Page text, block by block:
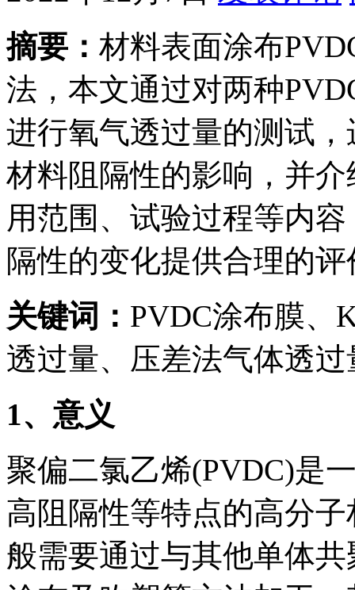
摘要： 材料表面涂布
法，本文通过对两种
进行氧气透过量的测试
材料阻隔性的影响，并
用范围、试验过程等内
隔性的变化提供合理的
关键词： PVDC涂布膜、
透过量、压差法气体透
1、意义
聚偏二氯乙烯(PVDC)是
高阻隔性等特点的高分
般需要通过与其他单体